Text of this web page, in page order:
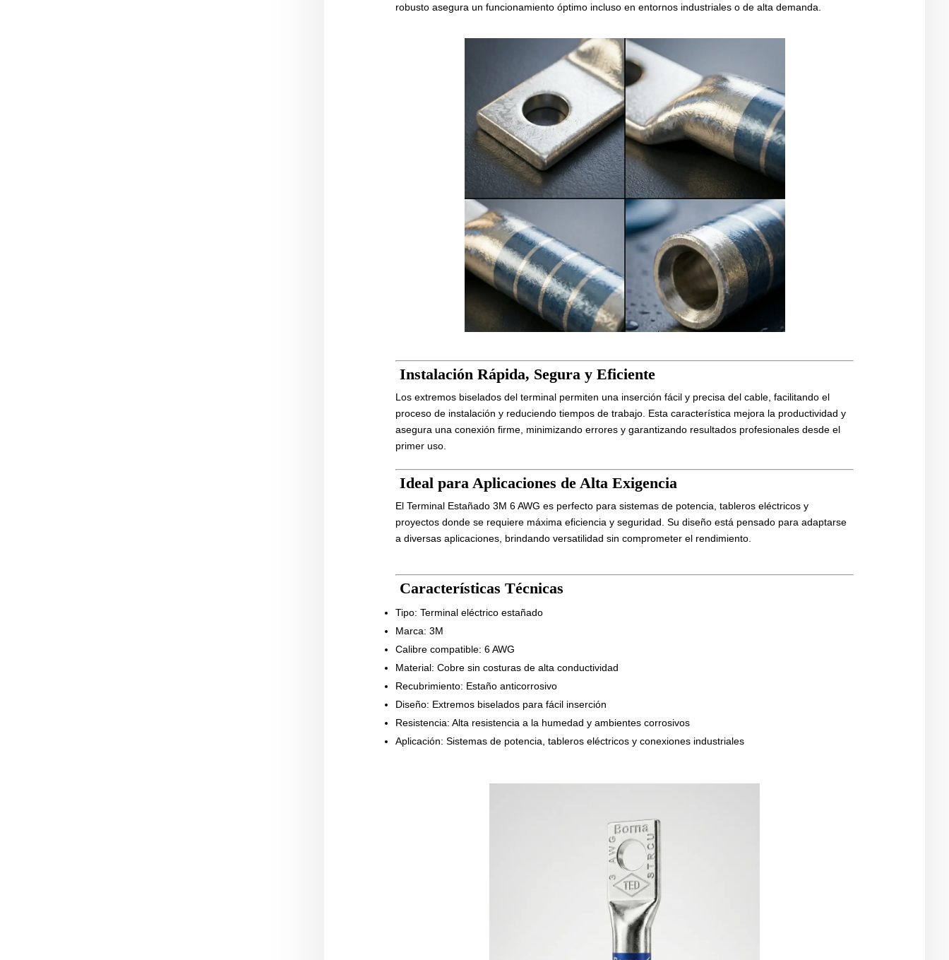
robusto asegura un funcionamiento óptimo incluso en entornos industriales o de alta demanda.
Instalación Rápida, Segura y Eficiente
Los extremos biselados del terminal permiten una inserción fácil y precisa del cable, facilitando el
proceso de instalación y reduciendo tiempos de trabajo. Esta característica mejora la productividad y
asegura una conexión firme, minimizando errores y garantizando resultados profesionales desde el
primer uso.
Ideal para Aplicaciones de Alta Exigencia
El Terminal Estañado 3M 6 AWG es perfecto para sistemas de potencia, tableros eléctricos y
proyectos donde se requiere máxima eficiencia y seguridad. Su diseño está pensado para adaptarse
a diversas aplicaciones, brindando versatilidad sin comprometer el rendimiento.
Características Técnicas
Tipo: Terminal eléctrico estañado
Marca: 3M
Calibre compatible: 6 AWG
Material: Cobre sin costuras de alta conductividad
Recubrimiento: Estaño anticorrosivo
Diseño: Extremos biselados para fácil inserción
Resistencia: Alta resistencia a la humedad y ambientes corrosivos
Aplicación: Sistemas de potencia, tableros eléctricos y conexiones industriales